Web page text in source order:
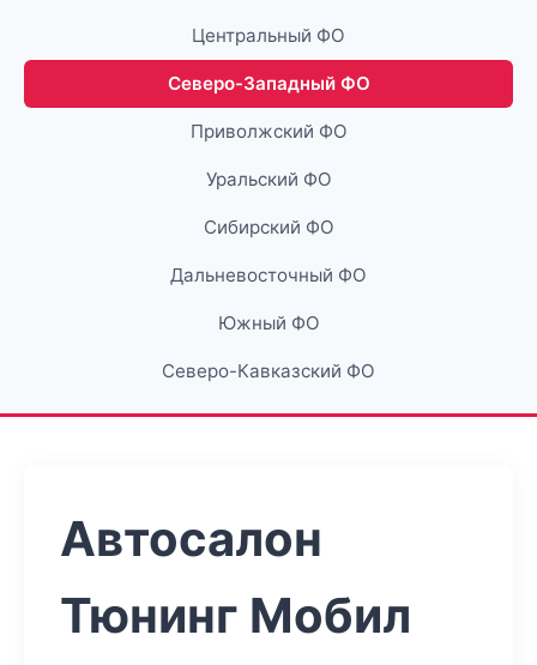
Центральный ФО
Северо-Западный ФО
Приволжский ФО
Уральский ФО
Сибирский ФО
Дальневосточный ФО
Южный ФО
Северо-Кавказский ФО
Автосалон
Тюнинг Мобил